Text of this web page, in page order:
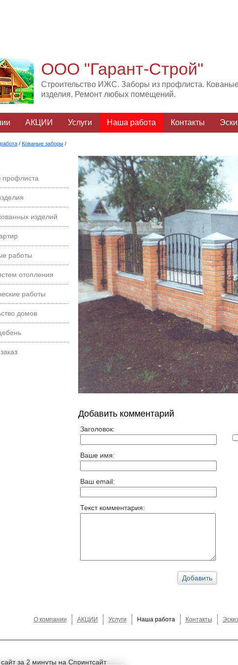
ООО "Гарант-Строй"
Строительство ИЖС. Заборы из профлиста.
изделия. Ремонт любых помещений.
АКЦИИ Услуги Наша работа Контакты
/ Кованые заборы /
профлиста
изделий
работы
отопления
работы
домов
Добавить комментарий
Заголовок:
Ваше имя:
Ваш email:
Текст комментария:
О компании АКЦИИ Услуги Наша работа Контакты
за 2 минуты на Спринтсайт